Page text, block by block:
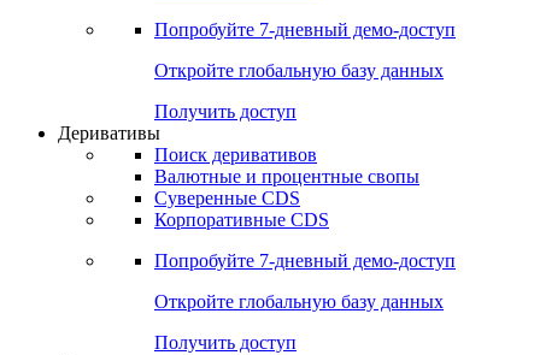
Попробуйте 7-дневный демо-доступ
Откройте глобальную базу данных
Получить доступ
Деривативы
Поиск деривативов
Валютные и процентные свопы
Суверенные CDS
Корпоративные CDS
Попробуйте 7-дневный демо-доступ
Откройте глобальную базу данных
Получить доступ